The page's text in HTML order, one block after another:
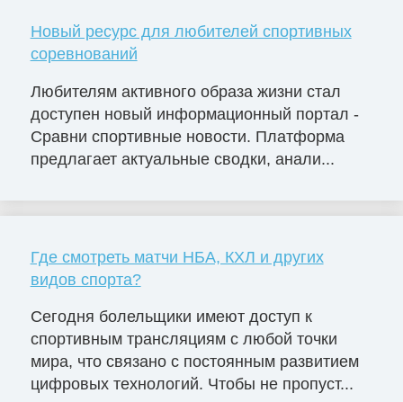
Новый ресурс для любителей спортивных
соревнований
Любителям активного образа жизни стал
доступен новый информационный портал -
Сравни спортивные новости. Платформа
предлагает актуальные сводки, анали...
Где смотреть матчи НБА, КХЛ и других
видов спорта?
Сегодня болельщики имеют доступ к
спортивным трансляциям с любой точки
мира, что связано с постоянным развитием
цифровых технологий. Чтобы не пропуст...